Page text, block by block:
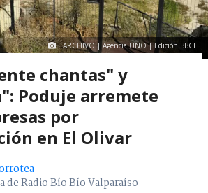
ARCHIVO | Agencia UNO | Edición BBCL
chantas" y
Poduje arremete
por
en El Olivar
de Radio Bío Bío Valparaíso